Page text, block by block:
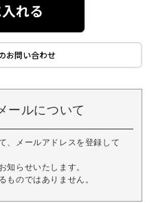
れる
お問い合わせ
ールについて
、メールアドレスを登録して
知らせいたします。
ものではありません。